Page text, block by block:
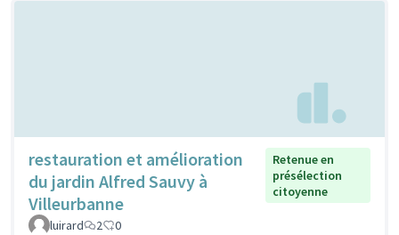
restauration et amélioration
du jardin Alfred Sauvy à
Villeurbanne
Retenue en
présélection
citoyenne
luirard 2 0